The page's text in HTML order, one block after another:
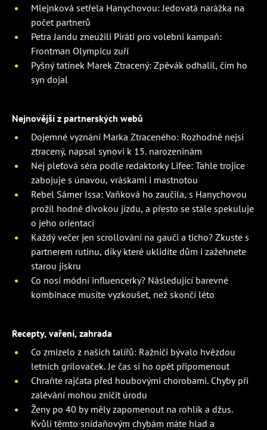
Mlejnková setřela Hanychovou: Jedovatá narážka na
počet partnerů
Petra Jandu zneužili Piráti pro volební kampaň:
Frontman Olympicu zuří
Pyšný tatínek Marek Ztracený: Zpěvák odhalil, čím ho
syn dojal
Nejnovější z partnerských webů
Dojemné vyznání Marka Ztraceného: Rozhodně nejsi
ztracený, napsal synovi k 15. narozeninám
Nej pleťová séra podle redaktorky Lifee: Tahle trojice
zabojuje s únavou, vráskami i mastnotou
Rebel Sámer Issa: Vaňková ho zaučila, s Hanychovou
prožil hodně divokou jízdu, a přesto se stále spekuluje
o jeho orientaci
Každý večer jen scrollování na gauči a ticho? Zkuste s
partnerem rutinu, díky které uklidíte dům i zažehnete
starou jiskru
Co nosí módní influencerky? Následující barevné
kombinace musíte vyzkoušet, než skončí léto
Recepty, vaření, zahrada
Co zmizelo z našich talířů: Ražniči bývalo hvězdou
letních grilovaček. Je čas si ho opět připomenout
Chraňte rajčata před houbovými chorobami. Chyby při
zalévání mohou zničit úrodu
Ženy po 40 by měly zapomenout na rohlík a džus.
Kvůli těmto snídaňovým chybám máte hlad a